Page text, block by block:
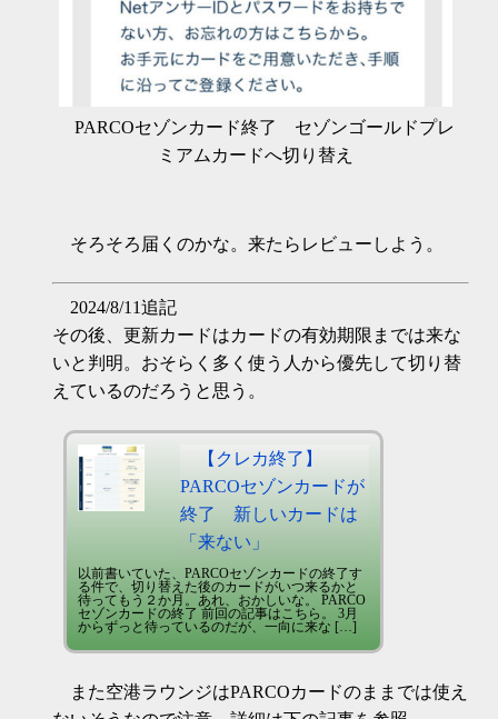
PARCOセゾンカード終了 セゾンゴールドプレ
ミアムカードへ切り替え
そろそろ届くのかな。来たらレビューしよう。
2024/8/11追記
その後、更新カードはカードの有効期限までは来な
いと判明。おそらく多く使う人から優先して切り替
えているのだろうと思う。
【クレカ終了】
PARCOセゾンカードが
終了 新しいカードは
「来ない」
以前書いていた、PARCOセゾンカードの終了す
る件で、切り替えた後のカードがいつ来るかと
待ってもう２か月。あれ、おかしいな。 PARCO
セゾンカードの終了 前回の記事はこちら。 3月
からずっと待っているのだが、一向に来な […]
また空港ラウンジはPARCOカードのままでは使え